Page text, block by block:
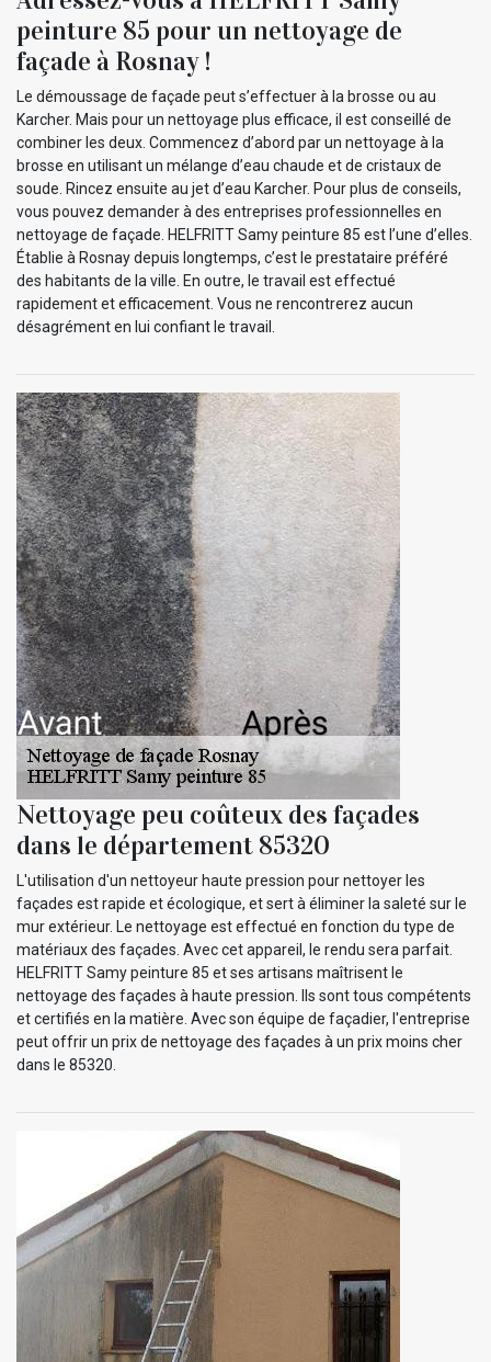
peinture 85 pour un nettoyage de
façade à Rosnay !
Le démoussage de façade peut s’effectuer à la brosse ou au
Karcher. Mais pour un nettoyage plus efficace, il est conseillé de
combiner les deux. Commencez d’abord par un nettoyage à la
brosse en utilisant un mélange d’eau chaude et de cristaux de
soude. Rincez ensuite au jet d’eau Karcher. Pour plus de conseils,
vous pouvez demander à des entreprises professionnelles en
nettoyage de façade. HELFRITT Samy peinture 85 est l’une d’elles.
Établie à Rosnay depuis longtemps, c’est le prestataire préféré
des habitants de la ville. En outre, le travail est effectué
rapidement et efficacement. Vous ne rencontrerez aucun
désagrément en lui confiant le travail.
Nettoyage peu coûteux des façades
dans le département 85320
L'utilisation d'un nettoyeur haute pression pour nettoyer les
façades est rapide et écologique, et sert à éliminer la saleté sur le
mur extérieur. Le nettoyage est effectué en fonction du type de
matériaux des façades. Avec cet appareil, le rendu sera parfait.
HELFRITT Samy peinture 85 et ses artisans maîtrisent le
nettoyage des façades à haute pression. Ils sont tous compétents
et certifiés en la matière. Avec son équipe de façadier, l'entreprise
peut offrir un prix de nettoyage des façades à un prix moins cher
dans le 85320.